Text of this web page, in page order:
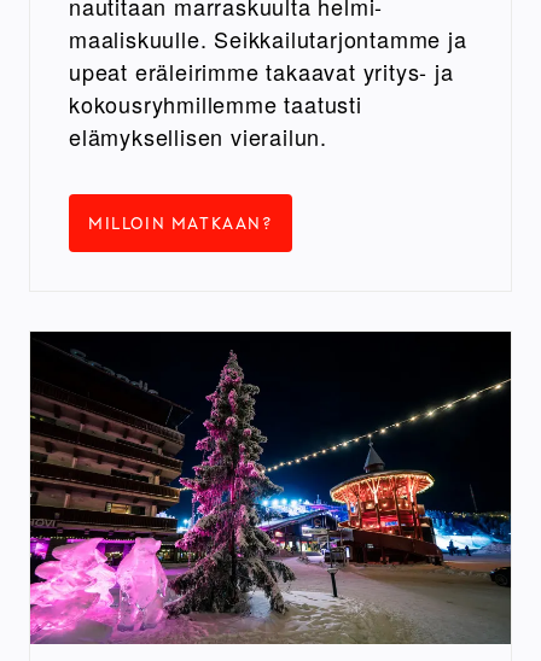
nautitaan marraskuulta helmi-
maaliskuulle. Seikkailutarjontamme ja
upeat eräleirimme takaavat yritys- ja
kokousryhmillemme taatusti
elämyksellisen vierailun.
MILLOIN MATKAAN?